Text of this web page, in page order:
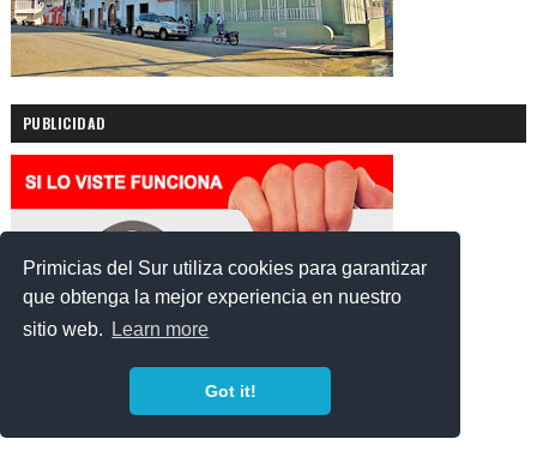
Primicias del Sur utiliza cookies para garantizar
que obtenga la mejor experiencia en nuestro
sitio web.
Learn more
Got it!
PUBLICIDAD